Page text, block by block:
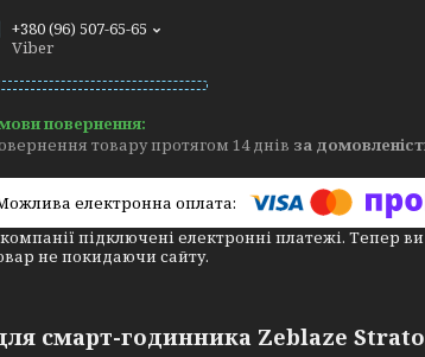
+380 (96) 507-65-65
Viber
товару протягом 14 днів за
підключені електронні платежі. Тепер
не покидаючи сайту.
смарт-годинника Zeblaze